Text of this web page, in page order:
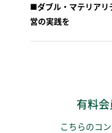
■ダブル・マテリアリ
営の実践を
有料
こちらのコ